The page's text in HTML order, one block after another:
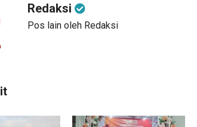
Redaksi
Pos lain oleh Redaksi